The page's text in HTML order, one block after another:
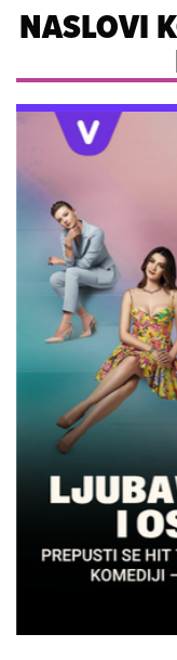
NASLOVI